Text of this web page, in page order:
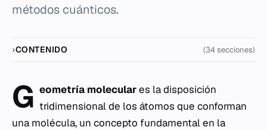
métodos cuánticos.
CONTENIDO (34 secciones)
G eometría moleculares la disposición
tridimensional de los átomos que conforman
una molécula, un concepto fundamental en la